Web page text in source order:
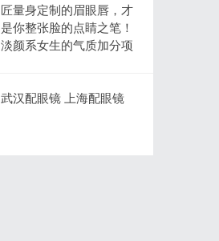
匠量身定制的眉眼唇，才
是你整张脸的点睛之笔！
淡颜系女生的气质加分项
武汉配眼镜 上海配眼镜